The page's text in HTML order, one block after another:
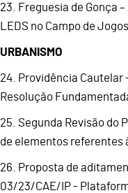
23. Freguesia de Gonça
LEDS no Campo de Jogos
URBANISMO
24. Providência Cautelar
Resolução
25. Segunda Revisão do
de elementos referentes
26. Proposta de
03/23/CAE/IP -